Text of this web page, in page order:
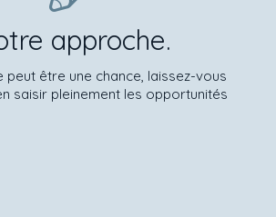
approche.
peut être une chance, laissez-vous
saisir pleinement les opportunités